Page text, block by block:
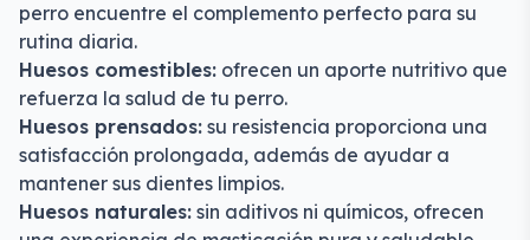
perro encuentre el complemento perfecto para su
rutina diaria.
Huesos comestibles: ofrecen un aporte nutritivo que
refuerza la salud de tu perro.
Huesos prensados: su resistencia proporciona una
satisfacción prolongada, además de ayudar a
mantener sus dientes limpios.
Huesos naturales: sin aditivos ni químicos, ofrecen